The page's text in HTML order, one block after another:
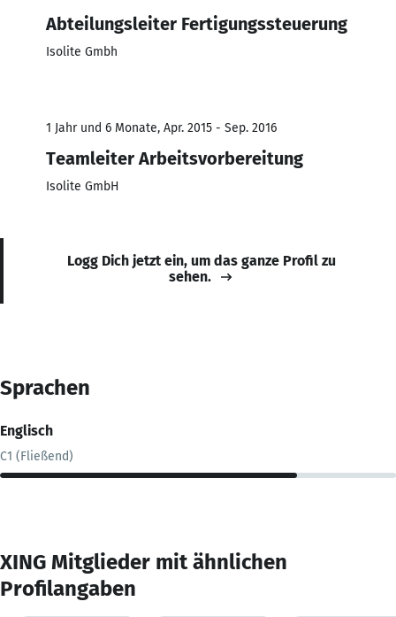
Abteilungsleiter Fertigungssteuerung
Isolite Gmbh
1 Jahr und 6 Monate, Apr. 2015 - Sep. 2016
Teamleiter Arbeitsvorbereitung
Isolite GmbH
Logg Dich jetzt ein, um das ganze Profil zu
sehen.
Sprachen
Englisch
C1 (Fließend)
XING Mitglieder mit ähnlichen
Profilangaben